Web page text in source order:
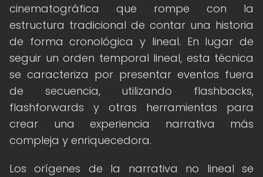
cinematográfica que rompe con la
estructura tradicional de contar una historia
de forma cronológica y lineal. En lugar de
seguir un orden temporal lineal, esta técnica
se caracteriza por presentar eventos fuera
de secuencia, utilizando flashbacks,
flashforwards y otras herramientas para
crear una experiencia narrativa más
compleja y enriquecedora.
Los orígenes de la narrativa no lineal se